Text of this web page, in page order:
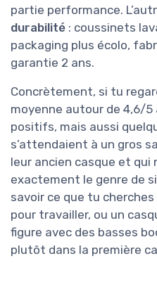
partie performance.
durabilité : coussinets
packaging plus écolo,
garantie 2 ans.
Concrètement, si tu
moyenne autour de 4,6/5
positifs, mais aussi
s’attendaient à un gros
leur ancien casque et qui
exactement le genre de
savoir ce que tu
pour travailler, ou un
figure avec des basses
plutôt dans la première